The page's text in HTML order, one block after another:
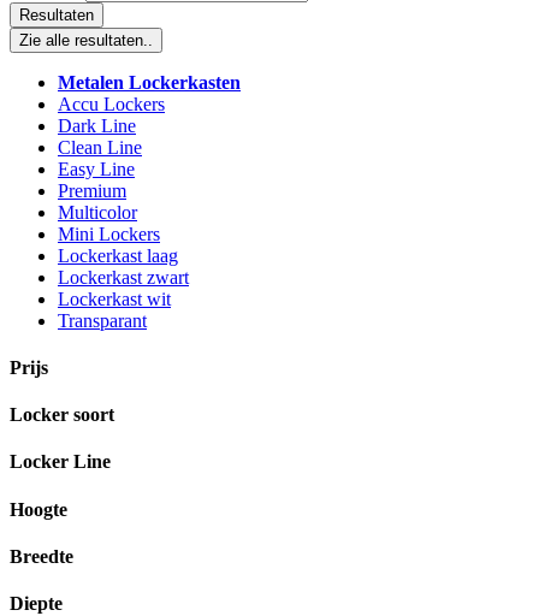
Resultaten
Zie alle resultaten..
Metalen Lockerkasten
Accu Lockers
Dark Line
Clean Line
Easy Line
Premium
Multicolor
Mini Lockers
Lockerkast laag
Lockerkast zwart
Lockerkast wit
Transparant
Prijs
Locker soort
Locker Line
Hoogte
Breedte
Diepte